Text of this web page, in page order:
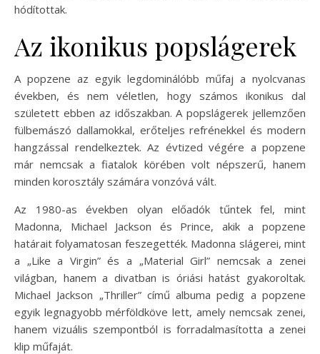
hódítottak.
Az ikonikus popslágerek
A popzene az egyik legdominálóbb műfaj a nyolcvanas
években, és nem véletlen, hogy számos ikonikus dal
született ebben az időszakban. A popslágerek jellemzően
fülbemászó dallamokkal, erőteljes refrénekkel és modern
hangzással rendelkeztek. Az évtized végére a popzene
már nemcsak a fiatalok körében volt népszerű, hanem
minden korosztály számára vonzóvá vált.
Az 1980-as években olyan előadók tűntek fel, mint
Madonna, Michael Jackson és Prince, akik a popzene
határait folyamatosan feszegették. Madonna slágerei, mint
a „Like a Virgin” és a „Material Girl” nemcsak a zenei
világban, hanem a divatban is óriási hatást gyakoroltak.
Michael Jackson „Thriller” című albuma pedig a popzene
egyik legnagyobb mérföldköve lett, amely nemcsak zenei,
hanem vizuális szempontból is forradalmasította a zenei
klip műfaját.